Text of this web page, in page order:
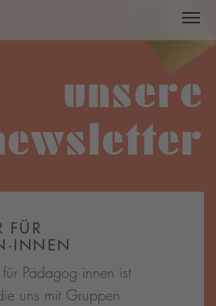
unsere
FÜR
Pädagog·innen ist
uns mit Gruppen